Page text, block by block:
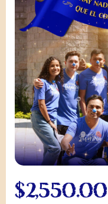
31
$2,550.00